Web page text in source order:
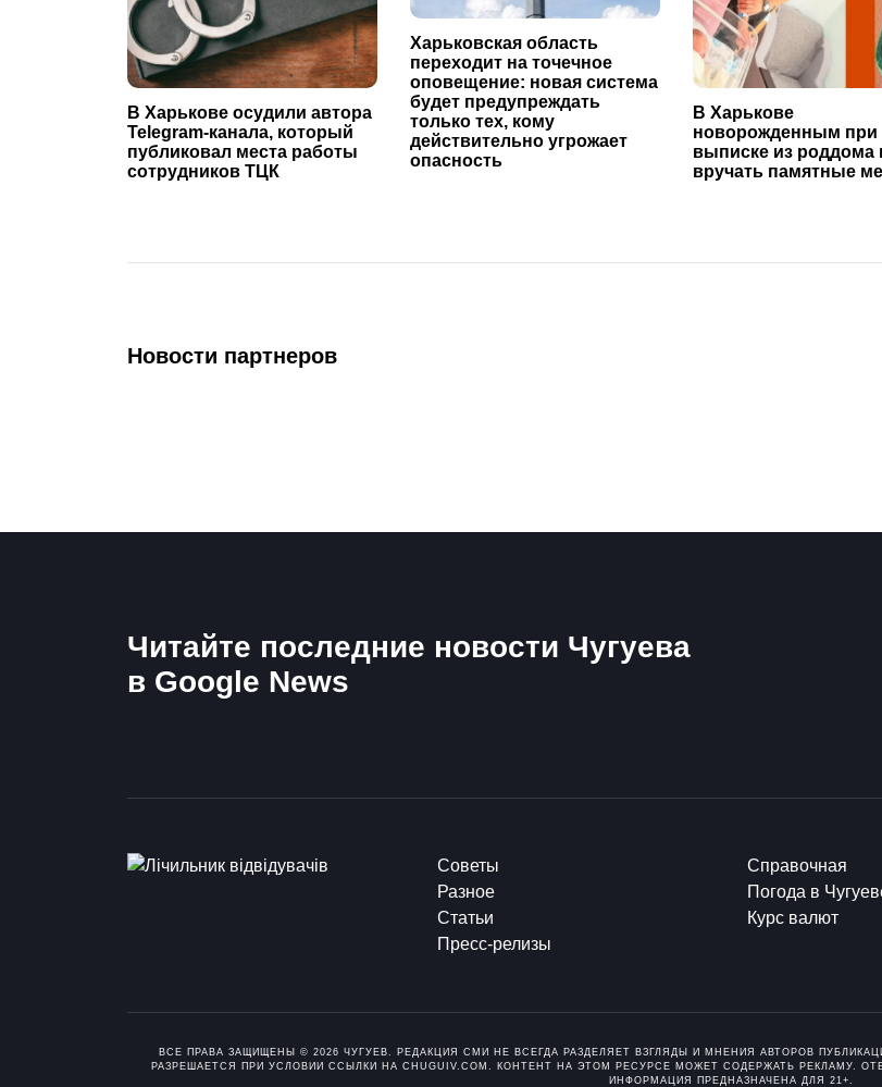
В Харькове осудили автора
Telegram-канала, который
публиковал места работы
сотрудников ТЦК
Харьковская область
переходит на точечное
оповещение: новая система
будет предупреждать
только тех, кому
действительно угрожает
опасность
В Харькове
новорожденным при
выписке из роддома
вручать памятные
Новости партнеров
Читайте последние новости Чугуева
в Google News
Советы
Разное
Статьи
Пресс-релизы
Справочная
Погода в
Курс валют
ВСЕ ПРАВА ЗАЩИЩЕНЫ © 2026 ЧУГУЕВ. РЕДАКЦИЯ СМИ НЕ ВСЕГДА РАЗДЕЛЯЕТ ВЗГЛЯДЫ И МНЕНИЯ АВТОРОВ
РАЗРЕШАЕТСЯ ПРИ УСЛОВИИ ССЫЛКИ НА CHUGUIV.COM. КОНТЕНТ НА ЭТОМ РЕСУРСЕ МОЖЕТ СОДЕРЖАТЬ РЕКЛАМУ.
ИНФОРМАЦИЯ ПРЕДНАЗНАЧЕНА ДЛЯ 21+.